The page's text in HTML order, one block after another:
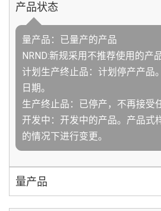
产品状态
量产品：已量产的产品
NRND:新规采用不推荐使用的产
计划生产终止品：计划停产产品
日期。
生产终止品：已停产，不再接受
开发中：开发中的产品。产品式
的情况下进行变更。
量产品